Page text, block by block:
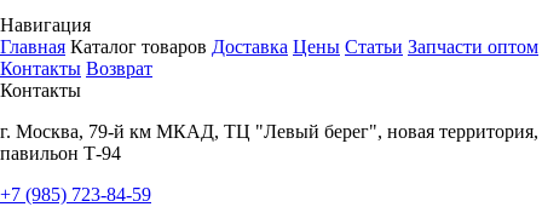
Навигация
Главная Каталог товаров Доставка Цены Статьи Запчасти оптом
Контакты Возврат
Контакты
г. Москва, 79-й км МКАД, ТЦ "Левый берег", новая территория,
павильон Т-94
+7 (985) 723-84-59